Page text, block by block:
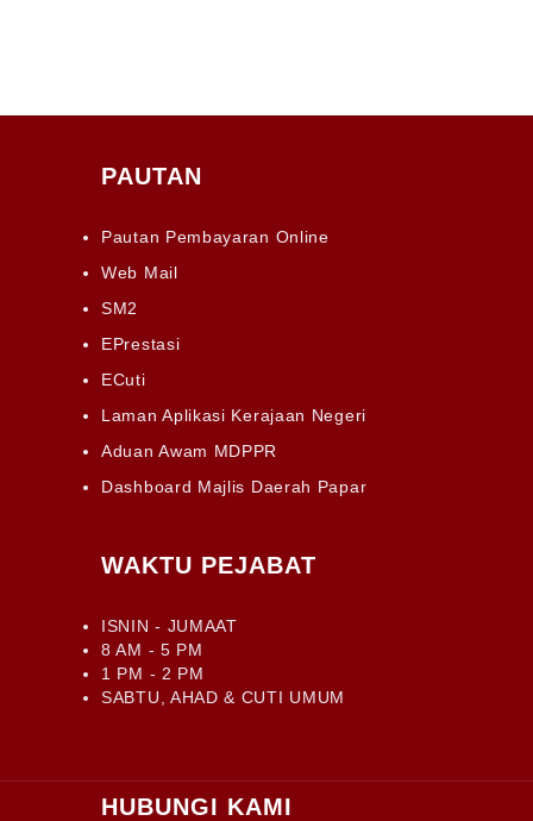
PAUTAN
Pautan Pembayaran Online
Web Mail
SM2
EPrestasi
ECuti
Laman Aplikasi Kerajaan Negeri
Aduan Awam MDPPR
Dashboard Majlis Daerah Papar
WAKTU PEJABAT
ISNIN - JUMAAT
8 AM - 5 PM
1 PM - 2 PM
SABTU, AHAD & CUTI UMUM
HUBUNGI KAMI